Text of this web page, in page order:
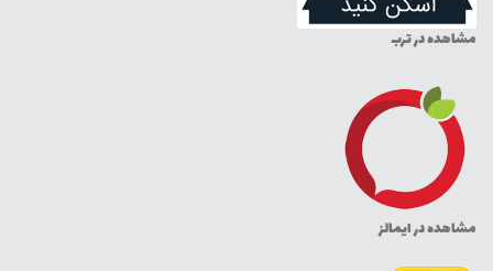
مشاهده در ترب
مشاهده در ایمالز